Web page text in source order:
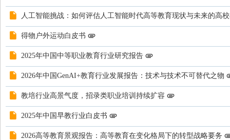
人工智能挑战：如何评估人工智能时代高等教育现状与未来的高
得物户外运动白皮书
2025年中国中等职业教育行业研究报告
2026年中国GenAI+教育行业发展报告：技术与技术不可替代之物
教培行业高景气度，招录类职业培训持续扩容
2025年中国早教行业白皮书
2026高等教育景观报告：高等教育在变化格局下的转型战略要务